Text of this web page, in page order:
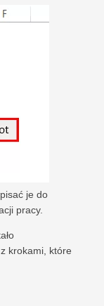
je do
pracy.
krokami, które